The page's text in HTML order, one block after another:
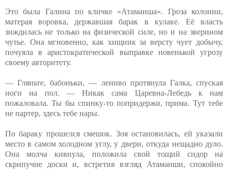
Это была Галина по кличке «Атаманша». Гроза колонии,
матерая воровка, державшая барак в кулаке. Её власть
зиждилась не только на физической силе, но и на зверином
чутье. Она мгновенно, как хищник за версту чует добычу,
почуяла в аристократической выправке новенькой угрозу
своему авторитету.
— Гляньте, бабоньки, — лениво протянула Галка, спуская
ноги на пол. — Никак сама Царевна-Лебедь к нам
пожаловала. Ты бы спинку-то попридержи, прима. Тут тебе
не партер, здесь тебе нары.
По бараку прошелся смешок. Зоя остановилась, ей указали
место в самом холодном углу, у двери, откуда нещадно дуло.
Она молча кивнула, положила свой тощий сидор на
скрипучие доски и, встретив взгляд Атаманши, спокойно